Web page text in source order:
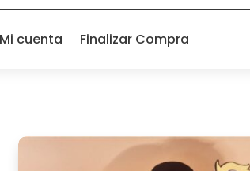
Mi cuenta Finalizar Compra